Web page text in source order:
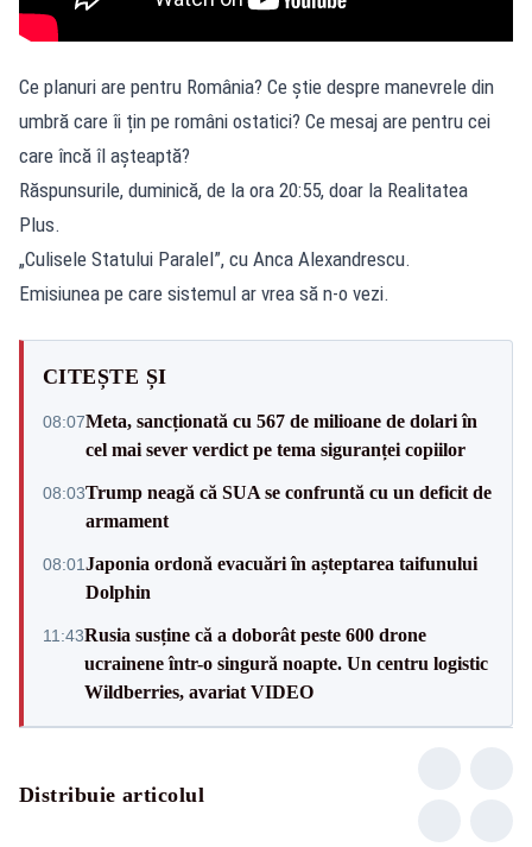
Ce planuri are pentru România? Ce știe despre manevrele din
umbră care îi țin pe români ostatici? Ce mesaj are pentru cei
care încă îl așteaptă?
Răspunsurile, duminică, de la ora 20:55, doar la Realitatea
Plus.
„Culisele Statului Paralel”, cu Anca Alexandrescu.
Emisiunea pe care sistemul ar vrea să n-o vezi.
CITEȘTE ȘI
08:07Meta, sancționată cu 567 de milioane de dolari în
cel mai sever verdict pe tema siguranței copiilor
08:03Trump neagă că SUA se confruntă cu un deficit de
armament
08:01Japonia ordonă evacuări în așteptarea taifunului
Dolphin
11:43Rusia susține că a doborât peste 600 drone
ucrainene într-o singură noapte. Un centru logistic
Wildberries, avariat VIDEO
Distribuie articolul